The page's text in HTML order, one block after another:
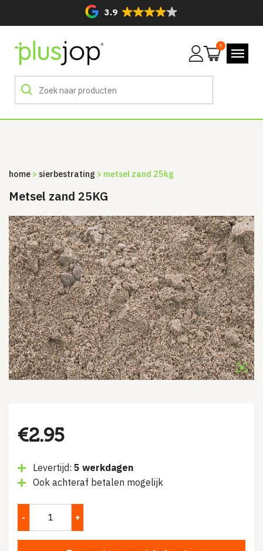
3.9
Mijn
0
home > sierbestrating > metsel zand 25kg
Metsel zand 25KG
€2.95
Levertijd: 5 werkdagen
Ook achteraf betalen mogelijk